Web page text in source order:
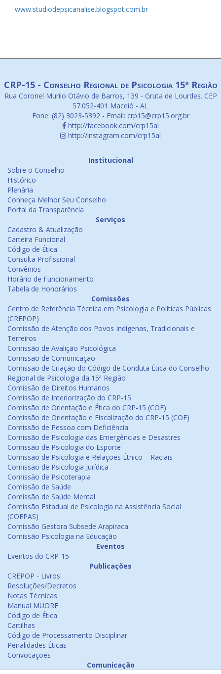
www.studiodepsicanalise.blogspot.com.br
CRP-15 - Conselho Regional de Psicologia 15ª Região
Rua Coronel Murilo Otávio de Barros, 139 - Gruta de Lourdes. CEP
57.052-401 Maceió - AL
Fone: (82) 3023-5392 - Email: crp15@crp15.org.br
http://facebook.com/crp15al
http://instagram.com/crp15al
Institucional
Sobre o Conselho
Histórico
Plenária
Conheça Melhor Seu Conselho
Portal da Transparência
Serviços
Cadastro & Atualização
Carteira Funcional
Código de Ética
Consulta Profissional
Convênios
Horário de Funcionamento
Tabela de Honorários
Comissões
Centro de Referência Técnica em Psicologia e Políticas Públicas
(CREPOP)
Comissão de Atenção dos Povos Indígenas, Tradicionais e
Terreiros
Comissão de Avalição Psicológica
Comissão de Comunicação
Comissão de Criação do Código de Conduta Ética do Conselho
Regional de Psicologia da 15ª Região
Comissão de Direitos Humanos
Comissão de Interiorização do CRP-15
Comissão de Orientação e Ética do CRP-15 (COE)
Comissão de Orientação e Fiscalização do CRP-15 (COF)
Comissão de Pessoa com Deficiência
Comissão de Psicologia das Emergências e Desastres
Comissão de Psicologia do Esporte
Comissão de Psicologia e Relações Étnico – Raciais
Comissão de Psicologia Jurídica
Comissão de Psicoterapia
Comissão de Saúde
Comissão de Saúde Mental
Comissão Estadual de Psicologia na Assistência Social
(COEPAS)
Comissão Gestora Subsede Arapiraca
Comissão Psicologia na Educação
Eventos
Eventos do CRP-15
Publicações
CREPOP - Livros
Resoluções/Decretos
Notas Técnicas
Manual MUORF
Código de Ética
Cartilhas
Código de Processamento Disciplinar
Penalidades Éticas
Convocações
Comunicação